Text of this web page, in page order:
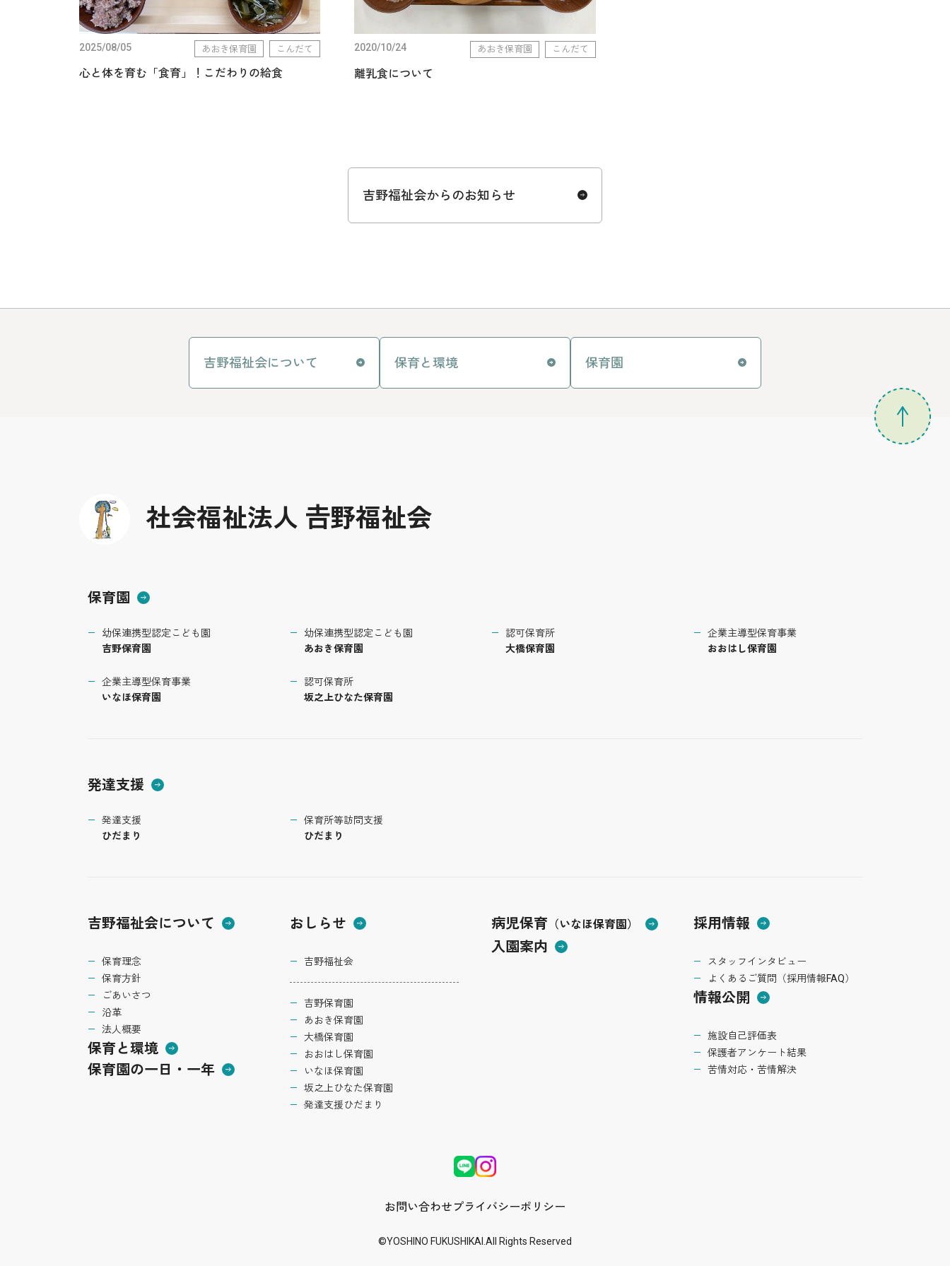
2025/08/05 あおき保育園 こんだて
心と体を育む「食育」！こだわりの給食
2020/10/24 あおき保育園 こんだて
離乳食について
吉野福祉会からのお知らせ
吉野福祉会について 保育と環境 保育園
社会福祉法人 𠮷野福祉会
保育園
幼保連携型認定こども園
吉野保育園
幼保連携型認定こども園
あおき保育園
認可保育所
大橋保育園
企業主導型保育事業
おおはし保育園
企業主導型保育事業
いなほ保育園
認可保育所
坂之上ひなた保育園
発達支援
発達支援
ひだまり
保育所等訪問支援
ひだまり
吉野福祉会について
保育理念
保育方針
ごあいさつ
沿革
法人概要
保育と環境
保育園の一日・一年
おしらせ
吉野福祉会
吉野保育園
あおき保育園
大橋保育園
おおはし保育園
いなほ保育園
坂之上ひなた保育園
発達支援ひだまり
病児保育 （いなほ保育園）
入園案内
採用情報
スタッフインタビュー
よくあるご質問（採用情報FAQ）
情報公開
施設自己評価表
保護者アンケート結果
苦情対応・苦情解決
お問い合わせ プライバシーポリシー
©YOSHINO FUKUSHIKAI.All Rights Reserved